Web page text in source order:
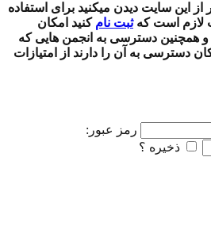
این سایت دیدن میکنید برای استفاده
لازم است کهثبت نام کنید امکان
و همچنین دسترسی به انجمن هایی که
دسترسی به آن را دارند از امتیازات
رمز عبور:
ذخیره ؟